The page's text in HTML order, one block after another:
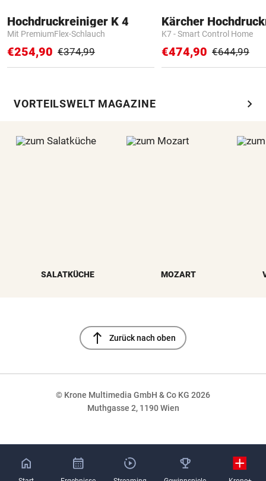
Hochdruckreiniger K 4
Mit PremiumFlex-Schlauch
€254,90 €374,99
Kärcher
K7 - Smart Control Home
€474,90 €644,99
VORTEILSWELT MAGAZINE chevron_right
SALATKÜCHE MOZART
north Zurück nach oben
© Krone Multimedia GmbH & Co KG 2026
Muthgasse 2, 1190 Wien
NaN%